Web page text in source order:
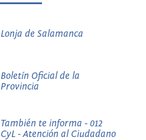
Lonja de Salamanca
Boletín Oficial de la
Provincia
También te informa - 012
CyL - Atención al Ciudadano